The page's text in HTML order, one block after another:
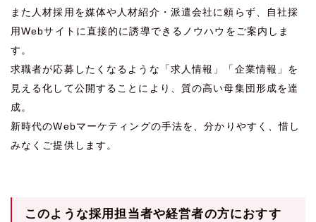
また人材採用を媒体や人材紹介・派遣会社に頼らず、自社採
用Webサイトに直接的に誘導できるノウハウをご案内しま
す。
求職者が応募したくなるような「求人情報」「企業情報」を
見える化して公開することにより、質の高い母集団形成を達
成。
新時代のWebマーケティングの手法を、分かりやすく、惜し
みなくご提供します。
このような採用担当者や経営者の方におすす